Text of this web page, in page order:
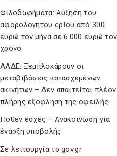
Φιλοδωρήματα: Αύξηση του
αφορολόγητου ορίου από 300
ευρώ τον μήνα σε 6.000 ευρώ τον
χρόνο
ΑΑΔΕ: Ξεμπλοκάρουν οι
μεταβιβάσεις κατασχεμένων
ακινήτων – Δεν απαιτείται πλέον
πλήρης εξόφληση της οφειλής
Πόθεν έσχες – Ανακοίνωση για
έναρξη υποβολής
Σε λειτουργία το gov.gr